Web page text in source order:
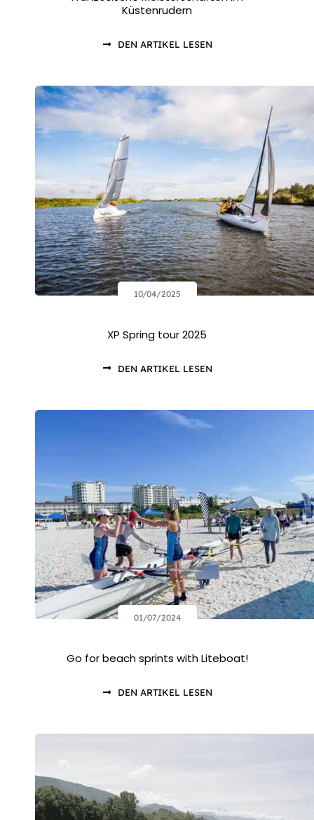
Küstenrudern
DEN ARTIKEL LESEN
10/04/2025
XP Spring tour 2025
DEN ARTIKEL LESEN
01/07/2024
Go for beach sprints with Liteboat!
DEN ARTIKEL LESEN